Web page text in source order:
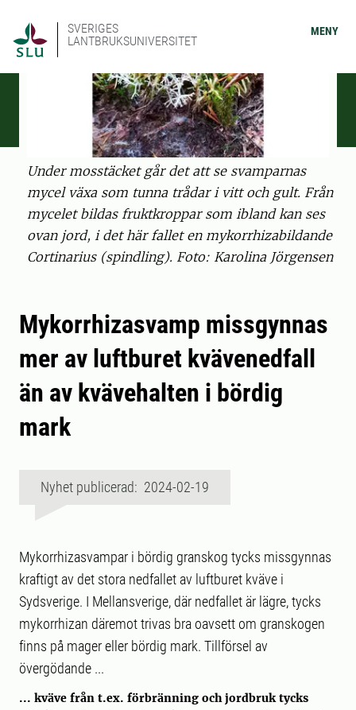
SVERIGES
LANTBRUKSUNIVERSITET
MENY
Under mosstäcket går det att se svamparnas
mycel växa som tunna trådar i vitt och gult. Från
mycelet bildas fruktkroppar som ibland kan ses
ovan jord, i det här fallet en mykorrhizabildande
Cortinarius (spindling). Foto: Karolina Jörgensen
Mykorrhizasvamp missgynnas
mer av luftburet kvävenedfall
än av kvävehalten i bördig
mark
Nyhet publicerad: 2024-02-19
Mykorrhizasvampar i bördig granskog tycks missgynnas
kraftigt av det stora nedfallet av luftburet kväve i
Sydsverige. I Mellansverige, där nedfallet är lägre, tycks
mykorrhizan däremot trivas bra oavsett om granskogen
finns på mager eller bördig mark. Tillförsel av
övergödande ...
... kväve från t.ex. förbränning och jordbruk tycks